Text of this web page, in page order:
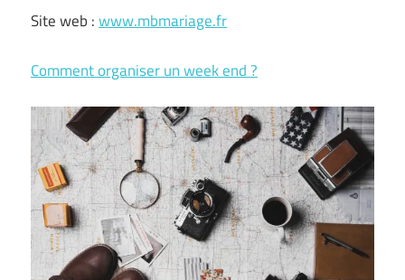
Site web :www.mbmariage.fr
Comment organiser un week end ?